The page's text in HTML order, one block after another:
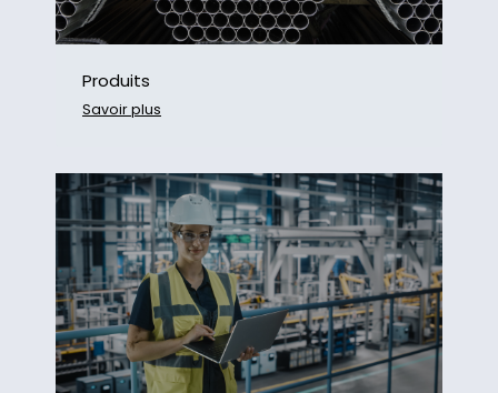
Produits
Savoir plus